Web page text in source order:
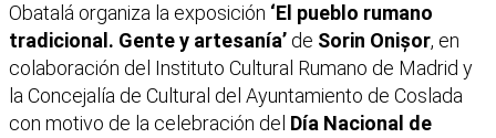
Obatalá organiza la exposición ‘El pueblo rumano
tradicional. Gente y artesanía’ de Sorin Onișor, en
colaboración del Instituto Cultural Rumano de Madrid y
la Concejalía de Cultural del Ayuntamiento de Coslada
con motivo de la celebración del Día Nacional de